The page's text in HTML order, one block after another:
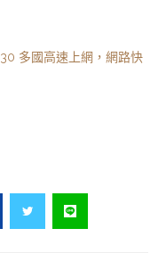
多國高速上網，網路快